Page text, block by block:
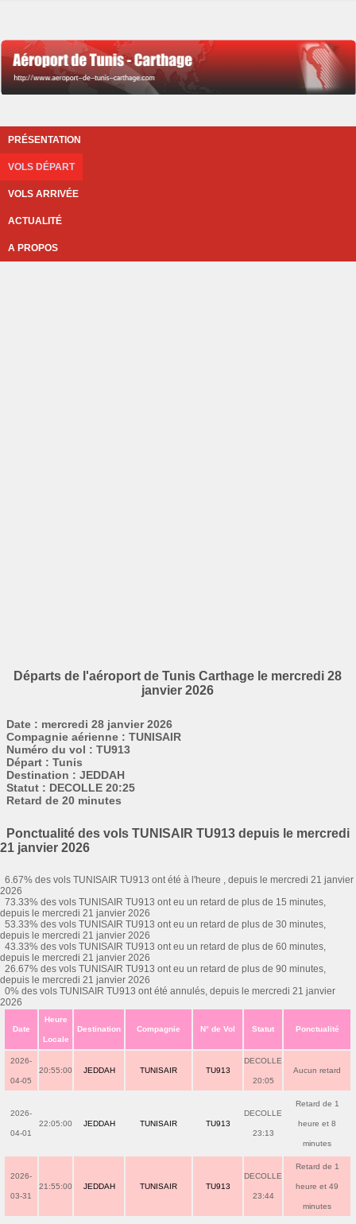
PRÉSENTATION
VOLS DÉPART
VOLS ARRIVÉE
ACTUALITÉ
A PROPOS
Départs de l'aéroport de Tunis Carthage le mercredi 28
janvier 2026
Date : mercredi 28 janvier 2026
Compagnie aérienne : TUNISAIR
Numéro du vol : TU913
Départ : Tunis
Destination : JEDDAH
Statut : DECOLLE 20:25
Retard de 20 minutes
Ponctualité des vols TUNISAIR TU913 depuis le mercredi
21 janvier 2026
6.67% des vols TUNISAIR TU913 ont été à l'heure , depuis le mercredi 21 janvier
2026
73.33% des vols TUNISAIR TU913 ont eu un retard de plus de 15 minutes,
depuis le mercredi 21 janvier 2026
53.33% des vols TUNISAIR TU913 ont eu un retard de plus de 30 minutes,
depuis le mercredi 21 janvier 2026
43.33% des vols TUNISAIR TU913 ont eu un retard de plus de 60 minutes,
depuis le mercredi 21 janvier 2026
26.67% des vols TUNISAIR TU913 ont eu un retard de plus de 90 minutes,
depuis le mercredi 21 janvier 2026
0% des vols TUNISAIR TU913 ont été annulés, depuis le mercredi 21 janvier
2026
Date
Heure
Locale
Destination Compagnie N° de Vol Statut Ponctualité
2026-
04-05
20:55:00 JEDDAH TUNISAIR TU913
DECOLLE
20:05
Aucun retard
2026-
04-01
22:05:00 JEDDAH TUNISAIR TU913
DECOLLE
23:13
Retard de 1
heure et 8
minutes
2026-
03-31
21:55:00 JEDDAH TUNISAIR TU913
DECOLLE
23:44
Retard de 1
heure et 49
minutes